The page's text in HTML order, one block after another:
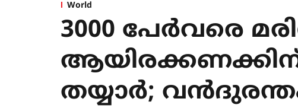
World
3000 പേര്‍വരെ
തയ്യാര്‍;